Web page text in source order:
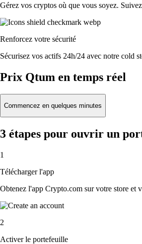
Gérez vos cryptos où que vous soyez.
Renforcez votre sécurité
Sécurisez vos actifs 24h/24 avec notre cold
Prix Qtum en temps réel
Commencez en quelques minutes
3 étapes pour ouvrir un
1
Télécharger l'app
Obtenez l'app Crypto.com sur votre store et
2
Activer le portefeuille